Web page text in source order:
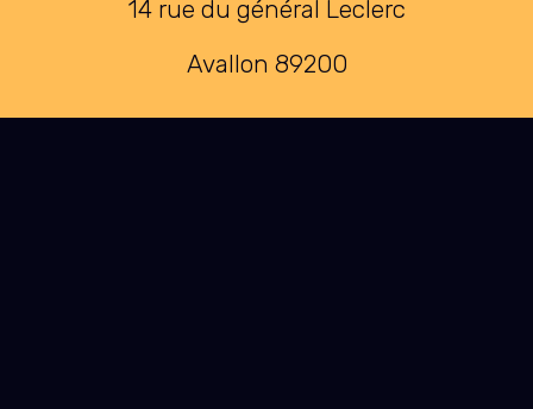
14 rue du général Leclerc
Avallon 89200